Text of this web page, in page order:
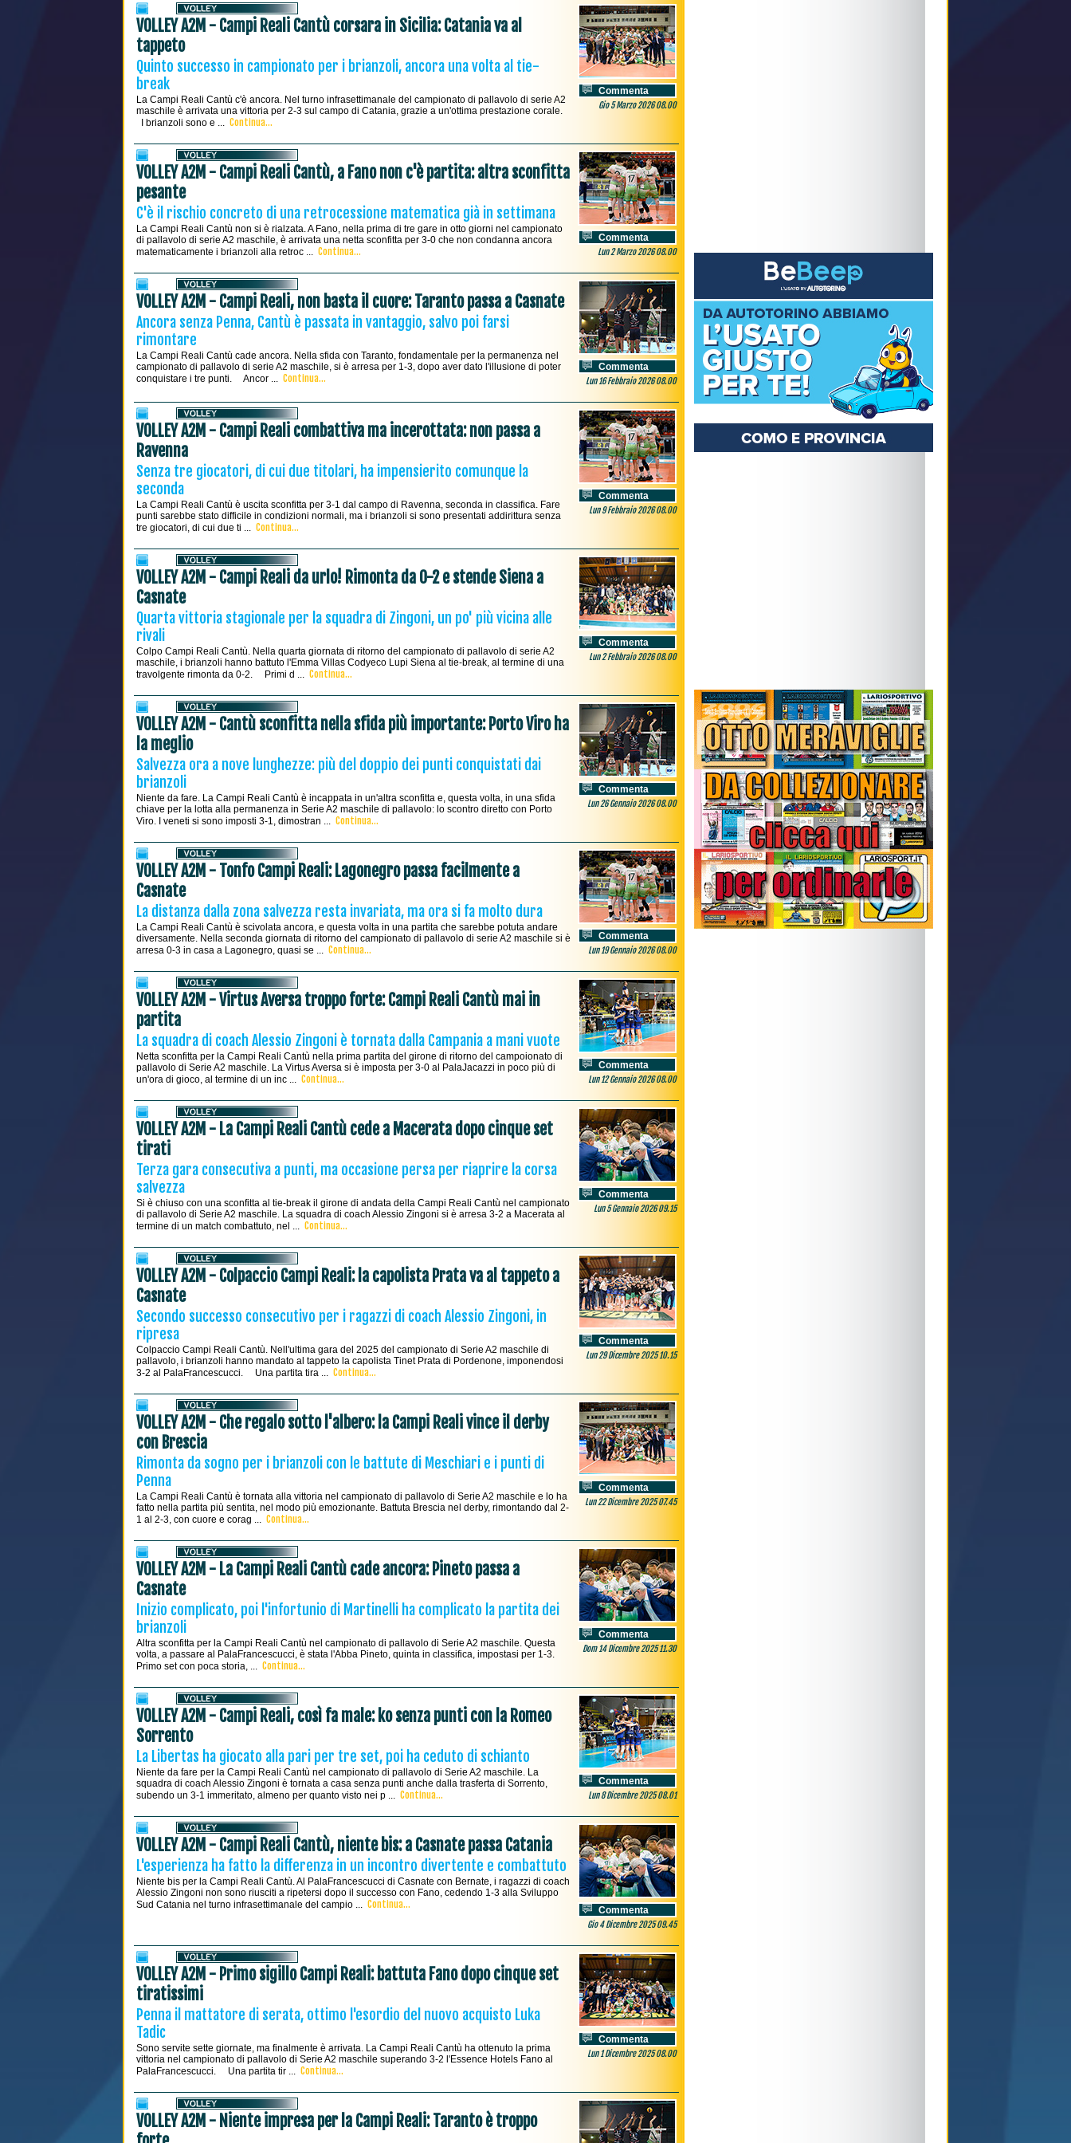
VOLLEY A2M - Campi Reali Cantù corsara in Sicilia: Catania va al
tappeto
Quinto successo in campionato per i brianzoli, ancora una volta al tie-
break
La Campi Reali Cantù c'è ancora. Nel turno infrasettimanale del campionato di pallavolo di serie A2
maschile è arrivata una vittoria per 2-3 sul campo di Catania, grazie a un'ottima prestazione corale.
I brianzoli sono e ... Continua...
Commenta
Gio 5 Marzo 2026 08.00
VOLLEY A2M - Campi Reali Cantù, a Fano non c'è partita: altra sconfitta
pesante
C'è il rischio concreto di una retrocessione matematica già in settimana
La Campi Reali Cantù non si è rialzata. A Fano, nella prima di tre gare in otto giorni nel campionato
di pallavolo di serie A2 maschile, è arrivata una netta sconfitta per 3-0 che non condanna ancora
matematicamente i brianzoli alla retroc ... Continua...
Commenta
Lun 2 Marzo 2026 08.00
VOLLEY A2M - Campi Reali, non basta il cuore: Taranto passa a Casnate
Ancora senza Penna, Cantù è passata in vantaggio, salvo poi farsi
rimontare
La Campi Reali Cantù cade ancora. Nella sfida con Taranto, fondamentale per la permanenza nel
campionato di pallavolo di serie A2 maschile, si è arresa per 1-3, dopo aver dato l'illusione di poter
conquistare i tre punti. Ancor ... Continua...
Commenta
Lun 16 Febbraio 2026 08.00
VOLLEY A2M - Campi Reali combattiva ma incerottata: non passa a
Ravenna
Senza tre giocatori, di cui due titolari, ha impensierito comunque la
seconda
La Campi Reali Cantù è uscita sconfitta per 3-1 dal campo di Ravenna, seconda in classifica. Fare
punti sarebbe stato difficile in condizioni normali, ma i brianzoli si sono presentati addirittura senza
tre giocatori, di cui due ti ... Continua...
Commenta
Lun 9 Febbraio 2026 08.00
VOLLEY A2M - Campi Reali da urlo! Rimonta da 0-2 e stende Siena a
Casnate
Quarta vittoria stagionale per la squadra di Zingoni, un po' più vicina alle
rivali
Colpo Campi Reali Cantù. Nella quarta giornata di ritorno del campionato di pallavolo di serie A2
maschile, i brianzoli hanno battuto l'Emma Villas Codyeco Lupi Siena al tie-break, al termine di una
travolgente rimonta da 0-2. Primi d ... Continua...
Commenta
Lun 2 Febbraio 2026 08.00
VOLLEY A2M - Cantù sconfitta nella sfida più importante: Porto Viro ha
la meglio
Salvezza ora a nove lunghezze: più del doppio dei punti conquistati dai
brianzoli
Niente da fare. La Campi Reali Cantù è incappata in un'altra sconfitta e, questa volta, in una sfida
chiave per la lotta alla permanenza in Serie A2 maschile di pallavolo: lo scontro diretto con Porto
Viro. I veneti si sono imposti 3-1, dimostran ... Continua...
Commenta
Lun 26 Gennaio 2026 08.00
VOLLEY A2M - Tonfo Campi Reali: Lagonegro passa facilmente a
Casnate
La distanza dalla zona salvezza resta invariata, ma ora si fa molto dura
La Campi Reali Cantù è scivolata ancora, e questa volta in una partita che sarebbe potuta andare
diversamente. Nella seconda giornata di ritorno del campionato di pallavolo di serie A2 maschile si è
arresa 0-3 in casa a Lagonegro, quasi se ... Continua...
Commenta
Lun 19 Gennaio 2026 08.00
VOLLEY A2M - Virtus Aversa troppo forte: Campi Reali Cantù mai in
partita
La squadra di coach Alessio Zingoni è tornata dalla Campania a mani vuote
Netta sconfitta per la Campi Reali Cantù nella prima partita del girone di ritorno del campoionato di
pallavolo di Serie A2 maschile. La Virtus Aversa si è imposta per 3-0 al PalaJacazzi in poco più di
un'ora di gioco, al termine di un inc ... Continua...
Commenta
Lun 12 Gennaio 2026 08.00
VOLLEY A2M - La Campi Reali Cantù cede a Macerata dopo cinque set
tirati
Terza gara consecutiva a punti, ma occasione persa per riaprire la corsa
salvezza
Si è chiuso con una sconfitta al tie-break il girone di andata della Campi Reali Cantù nel campionato
di pallavolo di Serie A2 maschile. La squadra di coach Alessio Zingoni si è arresa 3-2 a Macerata al
termine di un match combattuto, nel ... Continua...
Commenta
Lun 5 Gennaio 2026 09.15
VOLLEY A2M - Colpaccio Campi Reali: la capolista Prata va al tappeto a
Casnate
Secondo successo consecutivo per i ragazzi di coach Alessio Zingoni, in
ripresa
Colpaccio Campi Reali Cantù. Nell'ultima gara del 2025 del campionato di Serie A2 maschile di
pallavolo, i brianzoli hanno mandato al tappeto la capolista Tinet Prata di Pordenone, imponendosi
3-2 al PalaFrancescucci. Una partita tira ... Continua...
Commenta
Lun 29 Dicembre 2025 10.15
VOLLEY A2M - Che regalo sotto l'albero: la Campi Reali vince il derby
con Brescia
Rimonta da sogno per i brianzoli con le battute di Meschiari e i punti di
Penna
La Campi Reali Cantù è tornata alla vittoria nel campionato di pallavolo di Serie A2 maschile e lo ha
fatto nella partita più sentita, nel modo più emozionante. Battuta Brescia nel derby, rimontando dal 2-
1 al 2-3, con cuore e corag ... Continua...
Commenta
Lun 22 Dicembre 2025 07.45
VOLLEY A2M - La Campi Reali Cantù cade ancora: Pineto passa a
Casnate
Inizio complicato, poi l'infortunio di Martinelli ha complicato la partita dei
brianzoli
Altra sconfitta per la Campi Reali Cantù nel campionato di pallavolo di Serie A2 maschile. Questa
volta, a passare al PalaFrancescucci, è stata l'Abba Pineto, quinta in classifica, impostasi per 1-3.
Primo set con poca storia, ... Continua...
Commenta
Dom 14 Dicembre 2025 11.30
VOLLEY A2M - Campi Reali, così fa male: ko senza punti con la Romeo
Sorrento
La Libertas ha giocato alla pari per tre set, poi ha ceduto di schianto
Niente da fare per la Campi Reali Cantù nel campionato di pallavolo di Serie A2 maschile. La
squadra di coach Alessio Zingoni è tornata a casa senza punti anche dalla trasferta di Sorrento,
subendo un 3-1 immeritato, almeno per quanto visto nei p ... Continua...
Commenta
Lun 8 Dicembre 2025 08.01
VOLLEY A2M - Campi Reali Cantù, niente bis: a Casnate passa Catania
L'esperienza ha fatto la differenza in un incontro divertente e combattuto
Niente bis per la Campi Reali Cantù. Al PalaFrancescucci di Casnate con Bernate, i ragazzi di coach
Alessio Zingoni non sono riusciti a ripetersi dopo il successo con Fano, cedendo 1-3 alla Sviluppo
Sud Catania nel turno infrasettimanale del campio ... Continua...
Commenta
Gio 4 Dicembre 2025 09.45
VOLLEY A2M - Primo sigillo Campi Reali: battuta Fano dopo cinque set
tiratissimi
Penna il mattatore di serata, ottimo l'esordio del nuovo acquisto Luka
Tadic
Sono servite sette giornate, ma finalmente è arrivata. La Campi Reali Cantù ha ottenuto la prima
vittoria nel campionato di pallavolo di Serie A2 maschile superando 3-2 l'Essence Hotels Fano al
PalaFrancescucci. Una partita tir ... Continua...
Commenta
Lun 1 Dicembre 2025 08.00
VOLLEY A2M - Niente impresa per la Campi Reali: Taranto è troppo